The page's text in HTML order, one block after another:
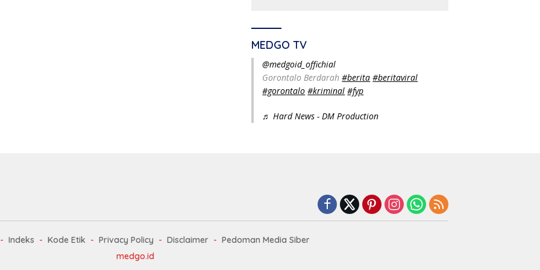
MEDGO TV
@medgoid_offichial
Gorontalo Berdarah#berita #beritaviral
#gorontalo #kriminal #fyp
♬ Hard News - DM Production
Indeks Kode Etik Privacy Policy Disclaimer
Pedoman Media Siber
medgo.id